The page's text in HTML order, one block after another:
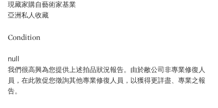
現藏家購自藝術家基業
亞洲私人收藏
Condition
null
我們很高興為您提供上述拍品狀況報告。由於敝公司非專業修復人
員，在此敦促您徵詢其他專業修復人員，以獲得更詳盡、專業之報
告。